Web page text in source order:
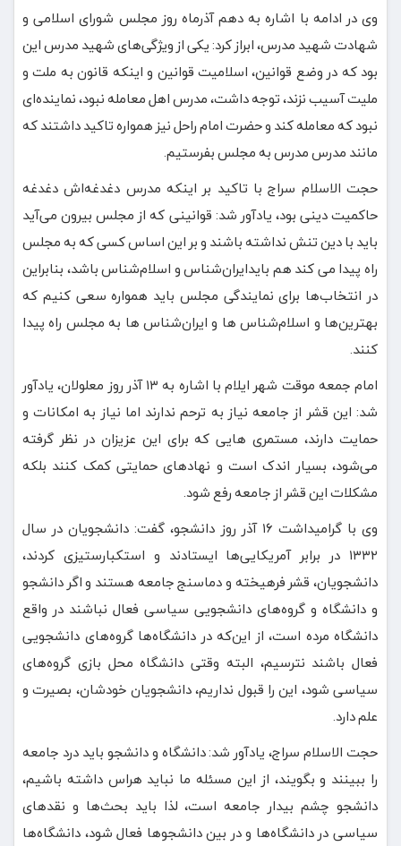
وی در ادامه با اشاره به دهم آذرماه روز مجلس شورای اسلامی و
شهادت شهید مدرس، ابراز کرد: یکی از ویژگی‌های شهید مدرس این
بود که در وضع قوانین، اسلامیت قوانین و اینکه قانون به ملت و
ملیت آسیب نزند، توجه داشت، مدرس اهل معامله نبود، نماینده‌ای
نبود که معامله کند و حضرت امام راحل نیز همواره تاکید داشتند که
مانند مدرس مدرس به مجلس بفرستیم.
حجت الاسلام سراج با تاکید بر اینکه مدرس دغدغه‌اش دغدغه
حاکمیت دینی بود، یادآور شد: قوانینی که از مجلس بیرون می‌آید
باید با دین تنش نداشته باشند و بر این اساس کسی که به مجلس
راه پیدا می کند هم بایدایران‌شناس و اسلام‌شناس باشد، بنابراین
در انتخاب‌ها برای نمایندگی مجلس باید همواره سعی کنیم که
بهترین‌ها و اسلام‌شناس ها و ایران‌شناس ها به مجلس راه پیدا
کنند.
امام جمعه موقت شهر ایلام با اشاره به ۱۳ آذر روز معلولان، یادآور
شد: این قشر از جامعه نیاز به ترحم ندارند اما نیاز به امکانات و
حمایت دارند، مستمری هایی که برای این عزیزان در نظر گرفته
می‌شود، بسیار اندک است و نهادهای حمایتی کمک کنند بلکه
مشکلات این قشر از جامعه رفع شود.
وی با گرامیداشت ۱۶ آذر روز دانشجو، گفت: دانشجویان در سال
۱۳۳۲ در برابر آمریکایی‌ها ایستادند و استکبارستیزی کردند،
دانشجویان، قشر فرهیخته و دماسنج جامعه‌ هستند و اگر دانشجو
و دانشگاه و گروه‌های دانشجویی سیاسی فعال نباشند در واقع
دانشگاه مرده است، از این‌که در دانشگاه‌ها گروه‌های دانشجویی
فعال باشند نترسیم، البته وقتی دانشگاه محل بازی گروه‌های
سیاسی شود، این را قبول نداریم، دانشجویان خودشان، بصیرت و
علم دارد.
حجت الاسلام سراج، یادآور شد: دانشگاه و دانشجو باید درد جامعه
را ببینند و بگویند، از این مسئله ما نباید هراس داشته باشیم،
دانشجو چشم بیدار جامعه است، لذا باید بحث‌ها و نقدهای
سیاسی در دانشگاه‌ها و در بین دانشجوها فعال شود، دانشگاه‌ها